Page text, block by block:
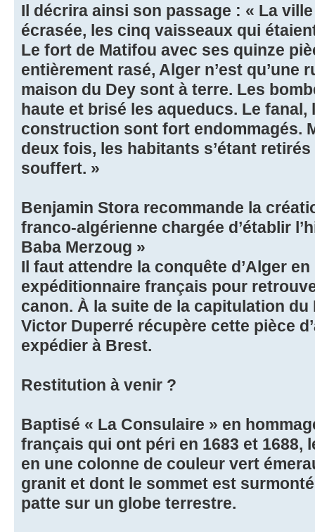
Il décrira ainsi son passage : « La
écrasée, les cinq vaisseaux qui
Le fort de Matifou avec ses quinze
entièrement rasé, Alger n’est qu’une
maison du Dey sont à terre. Les
haute et brisé les aqueducs. Le fanal,
construction sont fort endommagés.
deux fois, les habitants s’étant
souffert. »
Benjamin Stora recommande la
franco-algérienne chargée d’établir
Baba Merzoug »
Il faut attendre la conquête d’Alger
expéditionnaire français pour
canon. À la suite de la capitulation du
Victor Duperré récupère cette pièce
expédier à Brest.
Restitution à venir ?
Baptisé « La Consulaire » en
français qui ont péri en 1683 et 1688,
en une colonne de couleur vert
granit et dont le sommet est
patte sur un globe terrestre.